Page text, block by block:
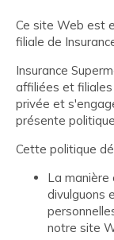
Ce site Web est
filiale de
Insurance
affiliées et filiales
privée et
présente
Cette politique
La manière
divulguons
notre site